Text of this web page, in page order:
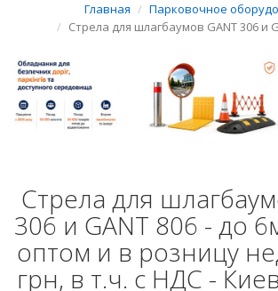
Главная
Парковочное
Стрела для шлагбаумов GANT 306 и
Стрела для
306 и GANT 806 - до
оптом и в розницу
грн, в т.ч. с НДС -